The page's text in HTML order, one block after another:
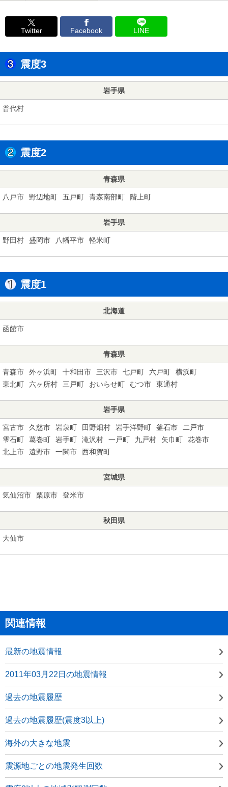
Twitter Facebook LINE
震度3
岩手県
普代村
震度2
青森県
八戸市 野辺地町 五戸町 青森南部町 階上町
岩手県
野田村 盛岡市 八幡平市 軽米町
震度1
北海道
函館市
青森県
青森市 外ヶ浜町 十和田市 三沢市 七戸町 六戸町
横浜町
東北町
六ヶ所村 三戸町 おいらせ町 むつ市 東通村
岩手県
宮古市 久慈市 岩泉町 田野畑村 岩手洋野町 釜石市
二戸市
雫石町
葛巻町 岩手町 滝沢村 一戸町 九戸村 矢巾町
花巻市
北上市
遠野市 一関市 西和賀町
宮城県
気仙沼市 栗原市 登米市
秋田県
大仙市
関連情報
最新の地震情報
2011年03月22日の地震情報
過去の地震履歴
過去の地震履歴(震度3以上)
海外の大きな地震
震源地ごとの地震発生回数